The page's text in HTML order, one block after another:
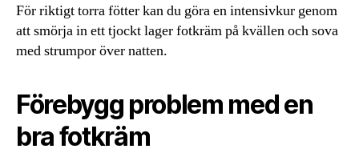
För riktigt torra fötter kan du göra en intensivkur genom
att smörja in ett tjockt lager fotkräm på kvällen och sova
med strumpor över natten.
Förebygg problem med en
bra fotkräm